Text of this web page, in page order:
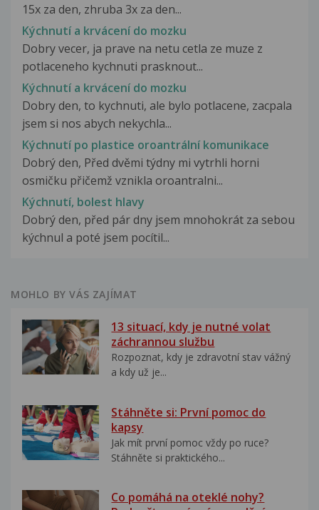
15x za den, zhruba 3x za den...
Kýchnutí a krvácení do mozku
Dobry vecer, ja prave na netu cetla ze muze z
potlaceneho kychnuti prasknout...
Kýchnutí a krvácení do mozku
Dobry den, to kychnuti, ale bylo potlacene, zacpala
jsem si nos abych nekychla...
Kýchnutí po plastice oroantrální komunikace
Dobrý den, Před dvěmi týdny mi vytrhli horni
osmičku přičemž vznikla oroantralni...
Kýchnutí, bolest hlavy
Dobrý den, před pár dny jsem mnohokrát za sebou
kýchnul a poté jsem pocítil...
MOHLO BY VÁS ZAJÍMAT
13 situací, kdy je nutné volat
záchrannou službu
Rozpoznat, kdy je zdravotní stav vážný
a kdy už je...
Stáhněte si: První pomoc do
kapsy
Jak mít první pomoc vždy po ruce?
Stáhněte si praktického...
Co pomáhá na oteklé nohy?